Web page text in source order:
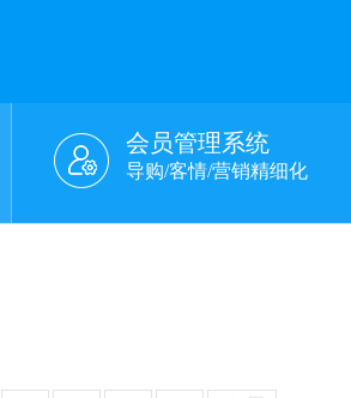
会员管理系统
导购/客情/营销精细化